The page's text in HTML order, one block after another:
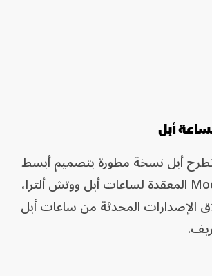
أبل
أبل نسخة مطورة بتصميم أبسط
من واجهة Modular المعقدة لساعات أبل ووتش ألترا،
الإصدارات المحدثة من ساعات أبل